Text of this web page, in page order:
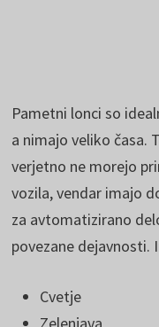
Pametni lonci so
a nimajo veliko časa.
verjetno ne morejo
vozila, vendar imajo
za avtomatizirano
povezane dejavnosti.
Cvetje